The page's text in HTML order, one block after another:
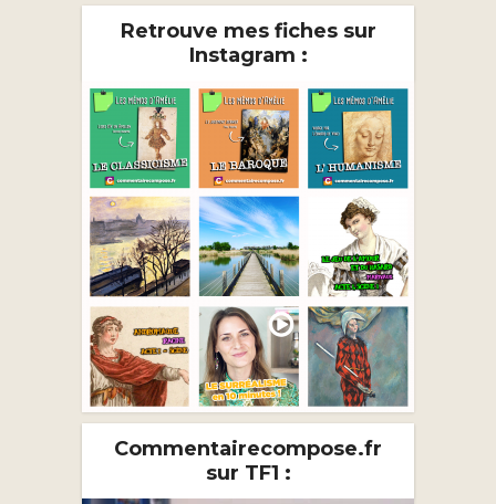
Retrouve mes fiches sur
Instagram :
Commentairecompose.fr
sur TF1 :